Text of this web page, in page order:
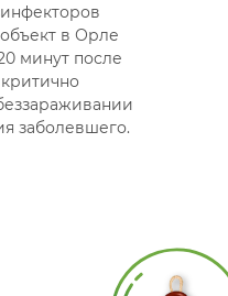
в Орле
минут после
заболевшего.